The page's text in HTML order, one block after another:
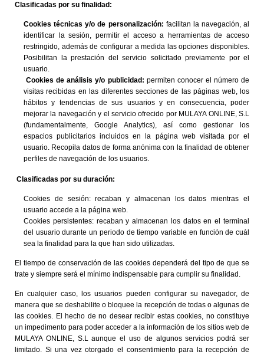
Clasificadas por su finalidad:
Cookies técnicas y/o de personalización: facilitan la navegación, al
identificar la sesión, permitir el acceso a herramientas de acceso
restringido, además de configurar a medida las opciones disponibles.
Posibilitan la prestación del servicio solicitado previamente por el
usuario.
Cookies de análisis y/o publicidad: permiten conocer el número de
visitas recibidas en las diferentes secciones de las páginas web, los
hábitos y tendencias de sus usuarios y en consecuencia, poder
mejorar la navegación y el servicio ofrecido por MULAYA ONLINE, S.L
(fundamentalmente, Google Analytics), así como gestionar los
espacios publicitarios incluidos en la página web visitada por el
usuario. Recopila datos de forma anónima con la finalidad de obtener
perfiles de navegación de los usuarios.
Clasificadas por su duración:
Cookies de sesión: recaban y almacenan los datos mientras el
usuario accede a la página web.
Cookies persistentes: recaban y almacenan los datos en el terminal
del usuario durante un periodo de tiempo variable en función de cuál
sea la finalidad para la que han sido utilizadas.
El tiempo de conservación de las cookies dependerá del tipo de que se
trate y siempre será el mínimo indispensable para cumplir su finalidad.
En cualquier caso, los usuarios pueden configurar su navegador, de
manera que se deshabilite o bloquee la recepción de todas o algunas de
las cookies. El hecho de no desear recibir estas cookies, no constituye
un impedimento para poder acceder a la información de los sitios web de
MULAYA ONLINE, S.L aunque el uso de algunos servicios podrá ser
limitado. Si una vez otorgado el consentimiento para la recepción de